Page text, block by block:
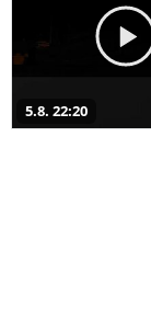
5.8. 22:20